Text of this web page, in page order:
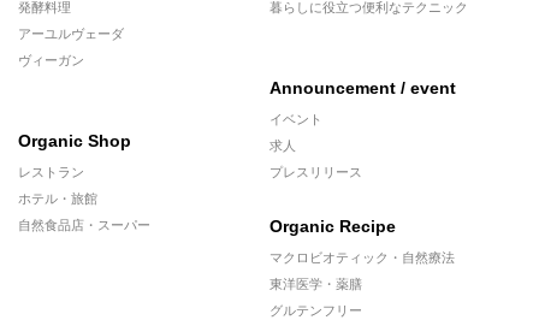
発酵料理
アーユルヴェーダ
ヴィーガン
Organic Shop
レストラン
ホテル・旅館
自然食品店・スーパー
暮らしに役立つ便利なテクニック
Announcement / event
イベント
求人
プレスリリース
Organic Recipe
マクロビオティック・自然療法
東洋医学・薬膳
グルテンフリー